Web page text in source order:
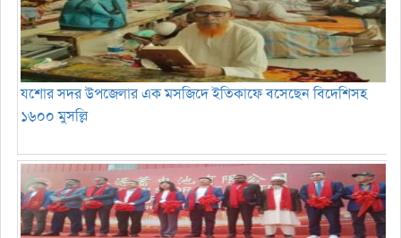
যশোর সদর উপজেলার এক মসজিদে ইতিকাফে বসেছেন বিদেশিসহ
১৬০০ মুসল্লি